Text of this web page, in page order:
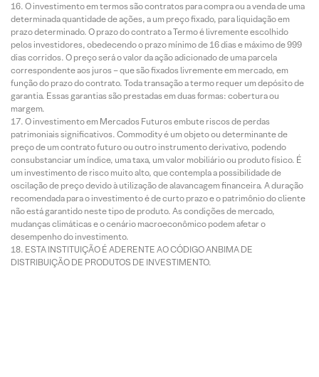
O investimento em termos são contratos para compra ou a venda de uma
determinada quantidade de ações, a um preço fixado, para liquidação em
prazo determinado. O prazo do contrato a Termo é livremente escolhido
pelos investidores, obedecendo o prazo mínimo de 16 dias e máximo de 999
dias corridos. O preço será o valor da ação adicionado de uma parcela
correspondente aos juros – que são fixados livremente em mercado, em
função do prazo do contrato. Toda transação a termo requer um depósito de
garantia. Essas garantias são prestadas em duas formas: cobertura ou
margem.
O investimento em Mercados Futuros embute riscos de perdas
patrimoniais significativos. Commodity é um objeto ou determinante de
preço de um contrato futuro ou outro instrumento derivativo, podendo
consubstanciar um índice, uma taxa, um valor mobiliário ou produto físico. É
um investimento de risco muito alto, que contempla a possibilidade de
oscilação de preço devido à utilização de alavancagem financeira. A duração
recomendada para o investimento é de curto prazo e o patrimônio do cliente
não está garantido neste tipo de produto. As condições de mercado,
mudanças climáticas e o cenário macroeconômico podem afetar o
desempenho do investimento.
ESTA INSTITUIÇÃO É ADERENTE AO CÓDIGO ANBIMA DE
DISTRIBUIÇÃO DE PRODUTOS DE INVESTIMENTO.